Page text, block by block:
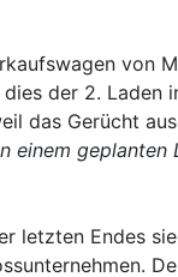
der 2.
das Gerücht
geplanten
letzten Endes